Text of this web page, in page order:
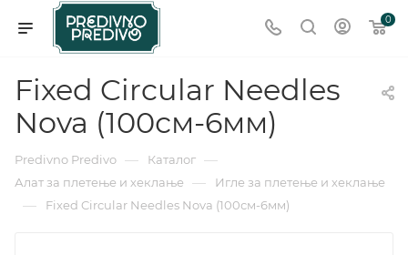
0
Fixed Circular Needles
Nova (100см-6мм)
Predivno Predivo — Каталог —
Алат за плетење и хеклање — Игле за плетење и хеклање
— Fixed Circular Needles Nova (100см-6мм)